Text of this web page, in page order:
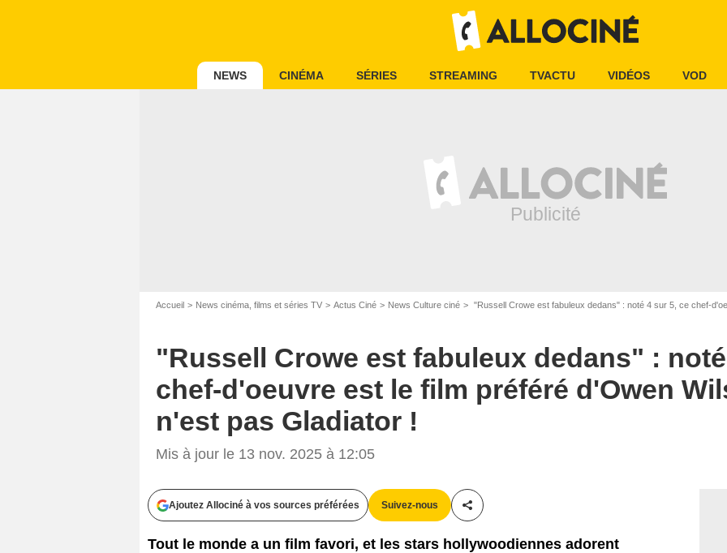
NEWS CINÉMA SÉRIES STREAMING TVACTU VIDÉOS VOD
Accueil News cinéma, films et séries TV Actus Ciné News Culture ciné "Russell Crowe est fabuleux dedans" : noté 4 sur 5, ce chef-d'oeuvre
"Russell Crowe est fabuleux dedans" :
chef-d'oeuvre est le film préféré d'Owen
n'est pas Gladiator !
Mis à jour le 13 nov. 2025 à 12:05
Ajoutez Allociné à vos sources préférées Suivez-nous
Partager cet article
Tout le monde a un film favori, et les stars hollywoodiennes adorent